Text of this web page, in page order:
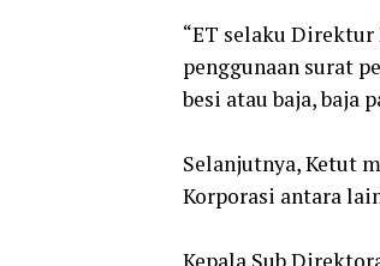
“ET selaku Direktur
penggunaan surat
besi atau baja, baja
Selanjutnya, Ketut
Korporasi antara